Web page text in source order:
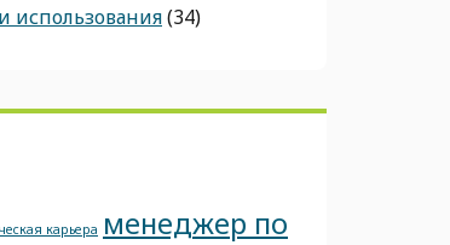
использования(34)
карьера менеджер по